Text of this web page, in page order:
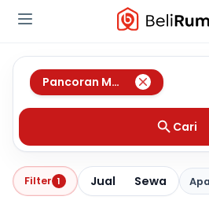
Pancoran Mas Depok
Cari
Filter 1 Jual Sewa